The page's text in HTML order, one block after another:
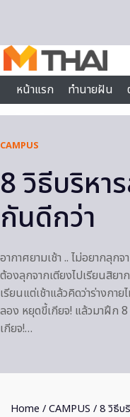
หน้าแรก
ทำนายฝัน
ไลฟ์สไตล์
CAMPUS
8 วิธีบริหา
กันดีกว่า
อากาศยามเช้า .. ไม่อยากลุก
ต้องลุกจากเตียงไปเรียนสิย
เรียนแต่เช้าแล้วคิดว่าร่างกา
ลอง หยุดขี้เกียจ! แล้วมาฝึก
เกียจ!…
Home /CAMPUS / 8 วิธีบ